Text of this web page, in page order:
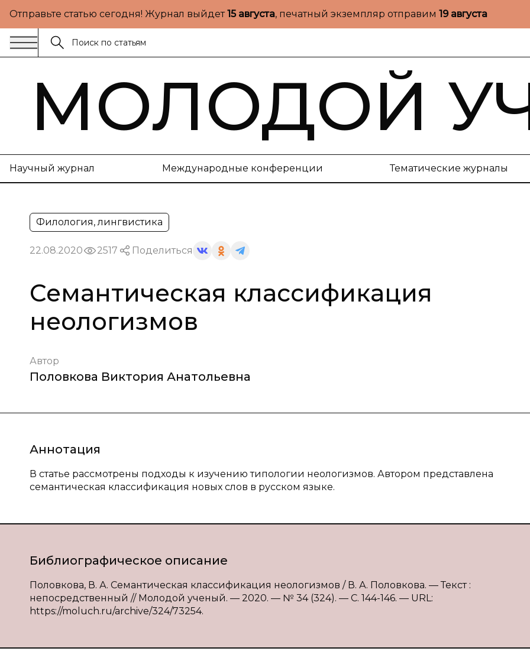
Отправьте статью сегодня! Журнал выйдет15 августа, печатный экземпляр отправим 19 августа
МОЛОДОЙ
Научный журнал Международные конференции Тематические журналы
Филология, лингвистика
22.08.2020 2517 Поделиться
Семантическая классификация
неологизмов
Автор
Половкова Виктория Анатольевна
Аннотация
В статье рассмотрены подходы к изучению типологии неологизмов. Автором представлена
семантическая классификация новых слов в русском языке.
Библиографическое описание
Половкова, В. А. Семантическая классификация неологизмов / В. А. Половкова. — Текст :
непосредственный // Молодой ученый. — 2020. — № 34 (324). — С. 144-146. — URL:
https://moluch.ru/archive/324/73254.